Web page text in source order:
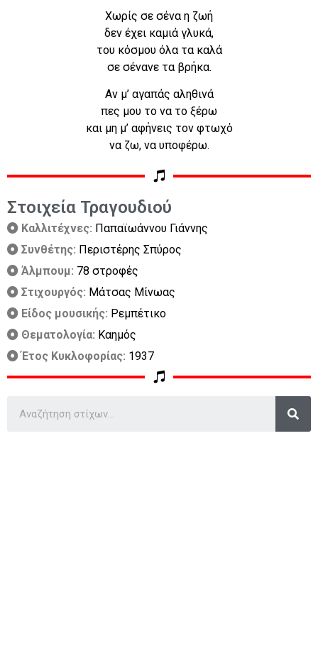
Χωρίς σε σένα η ζωή
δεν έχει καμιά γλυκά,
του κόσμου όλα τα καλά
σε σένανε τα βρήκα.
Αν μ’ αγαπάς αληθινά
πες μου το να το ξέρω
και μη μ’ αφήνεις τον φτωχό
να ζω, να υποφέρω.
Στοιχεία Τραγουδιού
Καλλιτέχνες: Παπαϊωάννου Γιάννης
Συνθέτης: Περιστέρης Σπύρος
Άλμπουμ: 78 στροφές
Στιχουργός: Μάτσας Μίνωας
Είδος μουσικής: Ρεμπέτικο
Θεματολογία: Καημός
Έτος Κυκλοφορίας: 1937